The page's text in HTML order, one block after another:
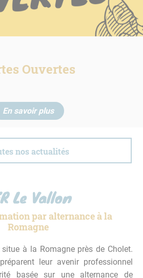
Ouvertes
En savoir plus
nos actualités
Le Vallon
par alternance à la
Romagne
à la Romagne près de Cholet.
leur avenir professionnel
basée sur une alternance de